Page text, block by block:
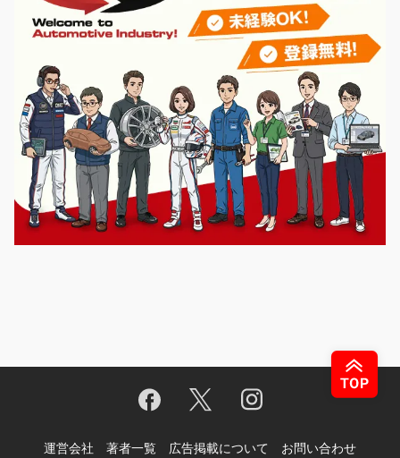
運営会社 著者一覧 広告掲載について お問い合わせ